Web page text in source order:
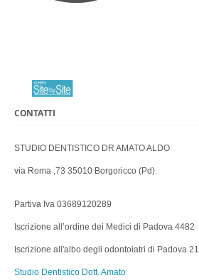
CONTATTI
STUDIO DENTISTICO DR AMATO ALDO
via Roma ,73 35010 Borgoricco (Pd).
Partiva Iva 03689120289
Iscrizione all’ordine dei Medici di Padova 4482
Iscrizione all'albo degli odontoiatri di Padova 21
Studio Dentistico Dott. Amato